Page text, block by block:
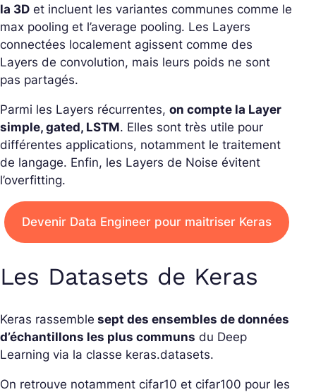
la 3D et incluent les variantes communes comme le
max pooling et l’average pooling. Les Layers
connectées localement agissent comme des
Layers de convolution, mais leurs poids ne sont
pas partagés.
Parmi les Layers récurrentes, on compte la Layer
simple, gated, LSTM. Elles sont très utile pour
différentes applications, notamment le traitement
de langage. Enfin, les Layers de Noise évitent
l’overfitting.
Devenir Data Engineer pour maitriser Keras
Les Datasets de Keras
Keras rassemble sept des ensembles de données
d’échantillons les plus communs du Deep
Learning via la classe keras.datasets.
On retrouve notamment cifar10 et cifar100 pour les